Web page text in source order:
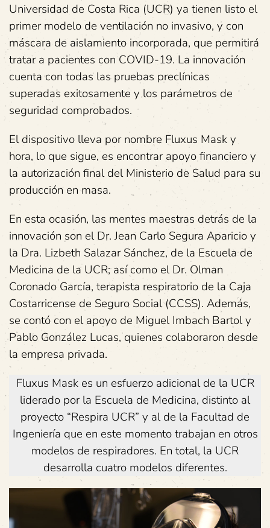
Universidad de Costa Rica (UCR) ya tienen listo el
primer modelo de ventilación no invasivo, y con
máscara de aislamiento incorporada, que permitirá
tratar a pacientes con COVID-19. La innovación
cuenta con todas las pruebas preclínicas
superadas exitosamente y los parámetros de
seguridad comprobados.
El dispositivo lleva por nombre Fluxus Mask y
hora, lo que sigue, es encontrar apoyo financiero y
la autorización final del Ministerio de Salud para su
producción en masa.
En esta ocasión, las mentes maestras detrás de la
innovación son el Dr. Jean Carlo Segura Aparicio y
la Dra. Lizbeth Salazar Sánchez, de la Escuela de
Medicina de la UCR; así como el Dr. Olman
Coronado García, terapista respiratorio de la Caja
Costarricense de Seguro Social (CCSS). Además,
se contó con el apoyo de Miguel Imbach Bartol y
Pablo González Lucas, quienes colaboraron desde
la empresa privada.
Fluxus Mask es un esfuerzo adicional de la UCR
liderado por la Escuela de Medicina, distinto al
proyecto “Respira UCR” y al de la Facultad de
Ingeniería que en este momento trabajan en otros
modelos de respiradores. En total, la UCR
desarrolla cuatro modelos diferentes.